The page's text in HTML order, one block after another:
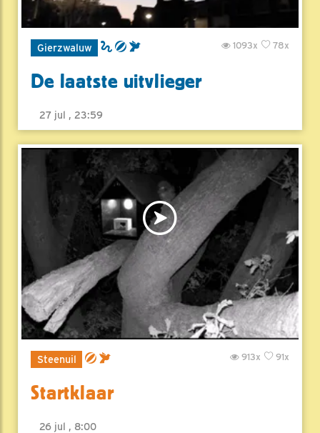
Gierzwaluw 78x
1093x
De laatste uitvlieger
27 jul , 23:59
Steenuil 91x
913x
Startklaar
26 jul , 8:00